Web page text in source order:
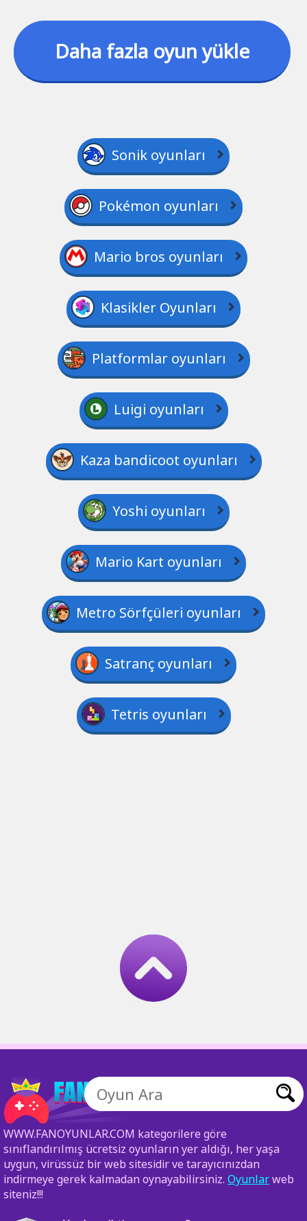
Daha fazla oyun yükle
Sonik oyunları
Pokémon oyunları
Mario bros oyunları
Klasikler Oyunları
Platformlar oyunları
Luigi oyunları
Kaza bandicoot oyunları
Yoshi oyunları
Mario Kart oyunları
Metro Sörfçüleri oyunları
Satranç oyunları
Tetris oyunları
WWW.FANOYUNLAR.COM kategorilere göre
sınıflandırılmış ücretsiz oyunların yer aldığı, her yaşa
uygun, virüssüz bir web sitesidir ve tarayıcınızdan
indirmeye gerek kalmadan oynayabilirsiniz. Oyunlarweb
siteniz!!!